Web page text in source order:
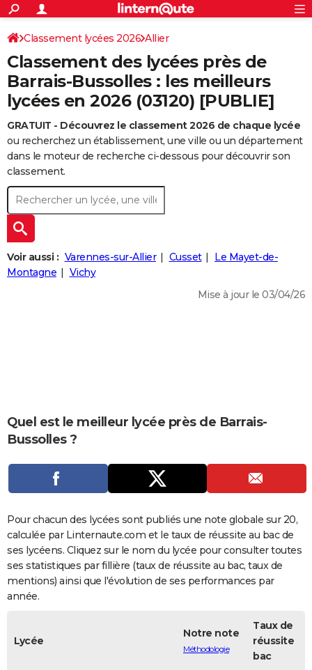
ACTUALITÉS
Politique
Société
Faits Divers
Education
Monde
Villes
+
SPORT
Coupe du monde 2026
Football
Tennis
Cyclisme
Rugby
Forum
Programme TV
TNT
Streaming
Cinéma
Sorties cinéma
Musique
+FINANCE
Retraite
Impôts
Epargne
Immobilier
Risques naturels par ville
Banque
Assurance
Crédit
AUTO
Essais
Réserver un essai
Citadines
Berlines
SUV
Forum auto
+
HIGH-TECH
BRICOLAGE
Forum
Aménagement intérieur
Extérieur
Cuisine
Salle de bains
Jardinage
Rangement
+WEEK-END
Guides de France
Escapades
Patrimoine
Expositions
Musées
Week-end nature
+
LIFESTYLE
Art de vivre
Bien-être
Loisirs
Mode
Modes de vie
+SANTE
Carte de Noël
Carte Bonne année
Carte Saint-Valentin
Carte Pâques
Carte d'anniversaire
DICTIONNAIRE
Dictionnaire
Biographies
Citations
Expressions
Proverbes
PROGRAMME TV
S'inscrire
Se connecter
Lycées
Collèges
Primaires
Universités
Entreprises
Service militaire
Avis de recherche
AVIS DE DÉCÈS
FORUM
Bricolage
Lifestyle
Culture
Sport
Auto
Television
Voyage
Cinema
S'inscrire
Connexion
Classement lycées 2026 Allier
Classement des lycées près de
Barrais-Bussolles : les meilleurs
lycées en 2026 (03120) [PUBLIE]
GRATUIT - Découvrez le classement 2026 de chaque lycée
ou recherchez un établissement, une ville ou un département
dans le moteur de recherche ci-dessous pour découvrir son
classement.
Voir aussi : Varennes-sur-Allier Cusset
Le Mayet-de-
Montagne
Vichy
Mise à jour le 03/04/26
Quel est le meilleur lycée près de Barrais-
Bussolles ?
Pour chacun des lycées sont publiés une note globale sur 20,
calculée par Linternaute.com et le taux de réussite au bac de
ses lycéens. Cliquez sur le nom du lycée pour consulter toutes
ses statistiques par fillière (taux de réussite au bac, taux de
mentions) ainsi que l'évolution de ses performances par
année.
Lycée
Notre note
Méthodologie
Taux de
réussite
bac